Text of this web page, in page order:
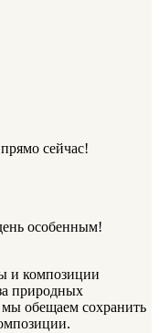
сейчас!
особенным!
и композиции
природных
мы обещаем сохранить